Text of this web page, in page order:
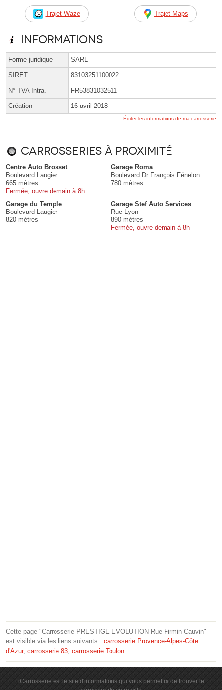
Trajet Waze Trajet Maps
Informations
Forme juridique SARL
SIRET 83103251100022
N° TVA Intra. FR53831032511
Création 16 avril 2018
Éditer les informations de ma carrosserie
Carrosseries à proximité
Centre Auto Brosset
Boulevard Laugier
665 mètres
Fermée, ouvre demain à 8h
Garage Roma
Boulevard Dr François Fénelon
780 mètres
Garage du Temple
Boulevard Laugier
820 mètres
Garage Stef Auto Services
Rue Lyon
890 mètres
Fermée, ouvre demain à 8h
Cette page "Carrosserie PRESTIGE EVOLUTION Rue Firmin Cauvin"
est visible via les liens suivants : carrosserie Provence-Alpes-Côte
d'Azur, carrosserie 83, carrosserie Toulon.
iCarrosserie est le site d'informations qui vous permettra de trouver le